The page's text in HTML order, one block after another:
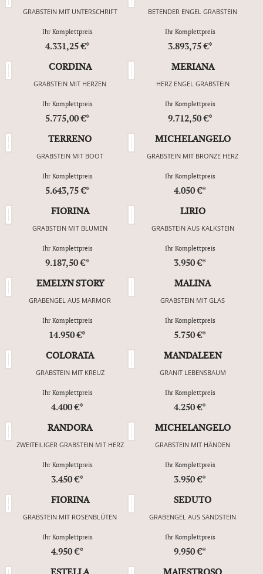
GRABSTEIN MIT UNTERSCHRIFT
Ihr Komplettpreis
4.331,25 €*
BETENDER ENGEL GRABSTEIN
Ihr Komplettpreis
3.893,75 €*
CORDINA
GRABSTEIN MIT HERZEN
Ihr Komplettpreis
5.775,00 €*
MERIANA
HERZ ENGEL GRABSTEIN
Ihr Komplettpreis
9.712,50 €*
TERRENO
GRABSTEIN MIT BOOT
Ihr Komplettpreis
5.643,75 €*
MICHELANGELO
GRABSTEIN MIT BRONZE HERZ
Ihr Komplettpreis
4.050 €*
FIORINA
GRABSTEIN MIT BLUMEN
Ihr Komplettpreis
9.187,50 €*
LIRIO
GRABSTEIN AUS KALKSTEIN
Ihr Komplettpreis
3.950 €*
EMELYN STORY
GRABENGEL AUS MARMOR
Ihr Komplettpreis
14.950 €*
MALINA
GRABSTEIN MIT GLAS
Ihr Komplettpreis
5.750 €*
COLORATA
GRABSTEIN MIT KREUZ
Ihr Komplettpreis
4.400 €*
MANDALEEN
GRANIT LEBENSBAUM
Ihr Komplettpreis
4.250 €*
RANDORA
ZWEITEILIGER GRABSTEIN MIT HERZ
Ihr Komplettpreis
3.450 €*
MICHELANGELO
GRABSTEIN MIT HÄNDEN
Ihr Komplettpreis
3.950 €*
FIORINA
GRABSTEIN MIT ROSENBLÜTEN
Ihr Komplettpreis
4.950 €*
SEDUTO
GRABENGEL AUS SANDSTEIN
Ihr Komplettpreis
9.950 €*